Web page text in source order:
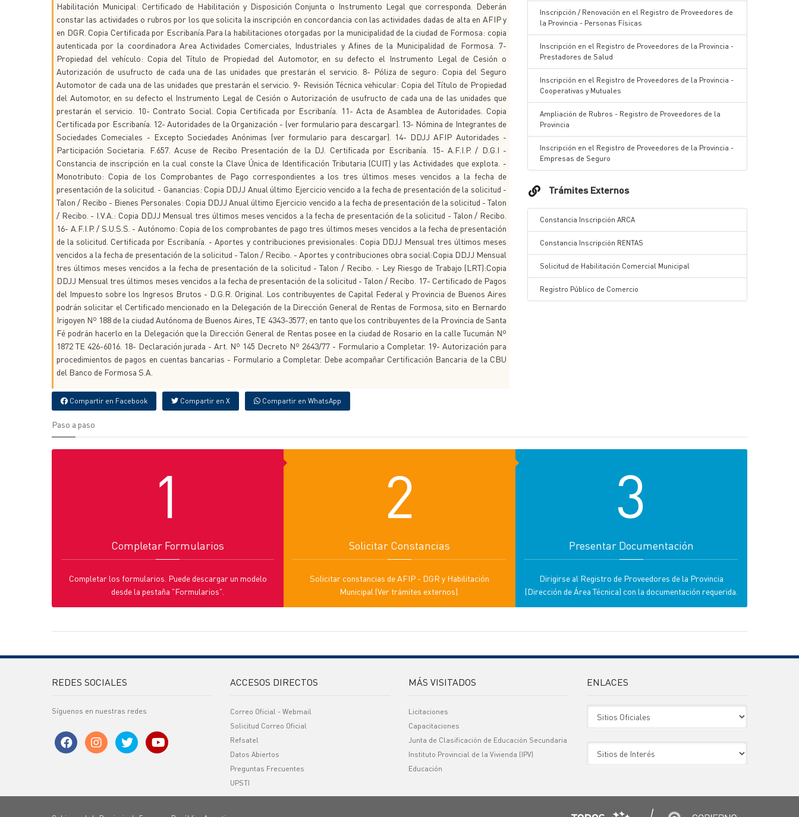
Habilitación Municipal: Certificado de Habilitación y Disposición Conjunta o Instrumento Legal que corresponda. Deberán
constar las actividades o rubros por los que solicita la inscripción en concordancia con las actividades dadas de alta en AFIP y
en DGR. Copia Certificada por Escribanía.Para la habilitaciones otorgadas por la municipalidad de la ciudad de Formosa: copia
autenticada por la coordinadora Area Actividades Comerciales, Industriales y Afines de la Municipalidad de Formosa. 7-
Propiedad del vehículo: Copia del Título de Propiedad del Automotor, en su defecto el Instrumento Legal de Cesión o
Autorización de usufructo de cada una de las unidades que prestarán el servicio. 8- Póliza de seguro: Copia del Seguro
Automotor de cada una de las unidades que prestarán el servicio. 9- Revisión Técnica vehicular: Copia del Título de Propiedad
del Automotor, en su defecto el Instrumento Legal de Cesión o Autorización de usufructo de cada una de las unidades que
prestarán el servicio. 10- Contrato Social. Copia Certificada por Escribanía. 11- Acta de Asamblea de Autoridades. Copia
Certificada por Escribanía. 12- Autoridades de la Organización - (ver formulario para descargar). 13- Nómina de Integrantes de
Sociedades Comeciales - Excepto Sociedades Anónimas (ver formulario para descargar). 14- DDJJ AFIP Autoridades -
Participación Societaria. F.657. Acuse de Recibo Presentación de la DJ. Certificada por Escribanía. 15- A.F.I.P. / D.G.I -
Constancia de inscripción en la cual conste la Clave Única de Identificación Tributaria (CUIT) y las Actividades que explota. -
Monotributo: Copia de los Comprobantes de Pago correspondientes a los tres últimos meses vencidos a la fecha de
presentación de la solicitud. - Ganancias: Copia DDJJ Anual último Ejercicio vencido a la fecha de presentación de la solicitud -
Talon / Recibo - Bienes Personales: Copia DDJJ Anual último Ejercicio vencido a la fecha de presentación de la solicitud - Talon
/ Recibo. - I.V.A.: Copia DDJJ Mensual tres últimos meses vencidos a la fecha de presentación de la solicitud - Talon / Recibo.
16- A.F.I.P. / S.U.S.S. - Autónomo: Copia de los comprobantes de pago tres últimos meses vencidos a la fecha de presentación
de la solicitud. Certificada por Escribanía. - Aportes y contribuciones previsionales: Copia DDJJ Mensual tres últimos meses
vencidos a la fecha de presentación de la solicitud - Talon / Recibo. - Aportes y contribuciones obra social:Copia DDJJ Mensual
tres últimos meses vencidos a la fecha de presentación de la solicitud - Talon / Recibo. - Ley Riesgo de Trabajo (LRT):Copia
DDJJ Mensual tres últimos meses vencidos a la fecha de presentación de la solicitud - Talon / Recibo. 17- Certificado de Pagos
del Impuesto sobre los Ingresos Brutos - D.G.R. Original. Los contribuyentes de Capital Federal y Provincia de Buenos Aires
podrán solicitar el Certificado mencionado en la Delegación de la Dirección General de Rentas de Formosa, sito en Bernardo
Irigoyen Nº 188 de la ciudad Autónoma de Buenos Aires, TE 4343-3577; en tanto que los contribuyentes de la Provincia de Santa
Fé podrán hacerlo en la Delegación que la Dirección General de Rentas posee en la ciudad de Rosario en la calle Tucumán Nº
1872 TE 426-6016. 18- Declaración jurada - Art. Nº 145 Decreto Nº 2643/77 - Formulario a Completar. 19- Autorización para
procedimientos de pagos en cuentas bancarias - Formulario a Completar. Debe acompañar Certificación Bancaria de la CBU
del Banco de Formosa S.A.
Compartir en Facebook Compartir en X Compartir en WhatsApp
Inscripción / Renovación en el Registro de Proveedores de
la Provincia - Personas Físicas
Inscripción en el Registro de Proveedores de la Provincia -
Prestadores de Salud
Inscripción en el Registro de Proveedores de la Provincia -
Cooperativas y Mutuales
Ampliación de Rubros - Registro de Proveedores de la
Provincia
Inscripción en el Registro de Proveedores de la Provincia -
Empresas de Seguro
Trámites Externos
Constancia Inscripción ARCA
Constancia Inscripción RENTAS
Solicitud de Habilitación Comercial Municipal
Registro Público de Comercio
Paso a paso
1
Completar Formularios
Completar los formularios. Puede descargar un modelo
desde la pestaña "Formularios".
2
Solicitar Constancias
Solicitar constancias de AFIP - DGR y Habilitación
Municipal (Ver trámites externos).
3
Presentar Documentación
Dirigirse al Registro de Proveedores de la Provincia
(Dirección de Área Técnica) con la documentación requerida.
REDES SOCIALES
Síguenos en nuestras redes
ACCESOS DIRECTOS
Correo Oficial - Webmail
Solicitud Correo Oficial
Refsatel
Datos Abiertos
Preguntas Frecuentes
UPSTI
MÁS VISITADOS
Licitaciones
Capacitaciones
Junta de Clasificación de Educación Secundaria
Instituto Provincial de la Vivienda (IPV)
Educación
ENLACES